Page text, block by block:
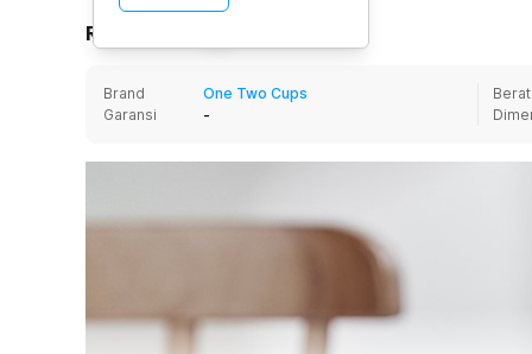
Senin - Jumat
Senin -
Toko Jakarta Barat
Senin -
Toko Tangerang
Pick n Go Jakarta Barat
Senin -
Pick n Go Bekasi
Senin - Jumat
Senin - Jumat
Rincian Produk
Brand
One Two Cups
Garansi
-